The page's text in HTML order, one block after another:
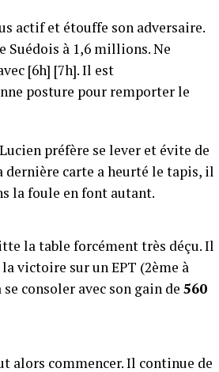
actif et étouffe son adversaire.
à 1,6 millions. Ne
[6h] [7h]. Il est
posture pour remporter le
préfère se lever et évite de
dernière carte a heurté le tapis, il
la foule en font autant.
la table forcément très déçu. Il
victoire sur un EPT (2ème à
consoler avec son gain de 560
alors commencer. Il continue de